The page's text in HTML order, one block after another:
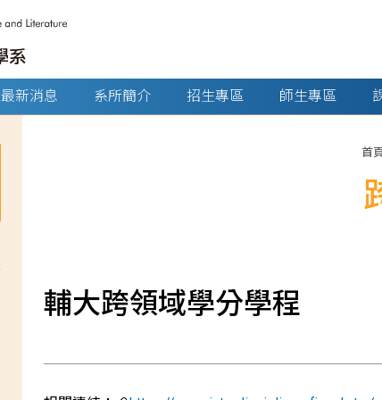
最新消息 系所簡介 招生專區 師生專區
首
輔大跨領域學分學程